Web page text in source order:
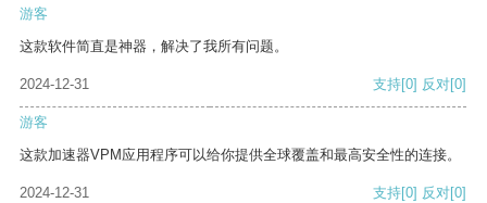
游客
这款软件简直是神器，解决了我所有问题。
2024-12-31 支持[0] 反对[0]
游客
这款加速器VPM应用程序可以给你提供全球覆盖和最高安全性的连接。
2024-12-31 支持[0] 反对[0]